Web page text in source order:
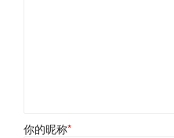
你的昵称*